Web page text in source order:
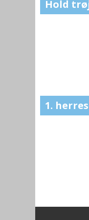
Hold
1.